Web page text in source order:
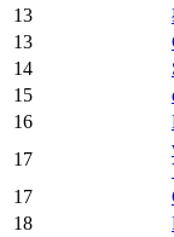
13
13
14
15
16
17
17
18